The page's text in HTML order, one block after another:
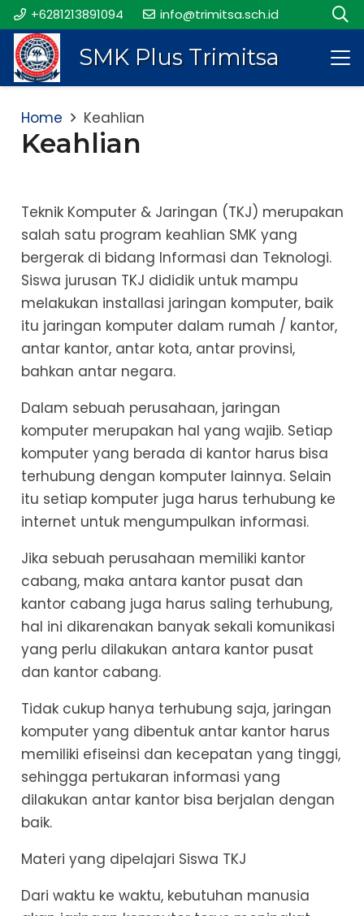
+6281213891094 info@trimitsa.sch.id
SMK Plus Trimitsa
Home Keahlian
Keahlian
Teknik Komputer & Jaringan (TKJ) merupakan
salah satu program keahlian SMK yang
bergerak di bidang Informasi dan Teknologi.
Siswa jurusan TKJ dididik untuk mampu
melakukan installasi jaringan komputer, baik
itu jaringan komputer dalam rumah / kantor,
antar kantor, antar kota, antar provinsi,
bahkan antar negara.
Dalam sebuah perusahaan, jaringan
komputer merupakan hal yang wajib. Setiap
komputer yang berada di kantor harus bisa
terhubung dengan komputer lainnya. Selain
itu setiap komputer juga harus terhubung ke
internet untuk mengumpulkan informasi.
Jika sebuah perusahaan memiliki kantor
cabang, maka antara kantor pusat dan
kantor cabang juga harus saling terhubung,
hal ini dikarenakan banyak sekali komunikasi
yang perlu dilakukan antara kantor pusat
dan kantor cabang.
Tidak cukup hanya terhubung saja, jaringan
komputer yang dibentuk antar kantor harus
memiliki efiseinsi dan kecepatan yang tinggi,
sehingga pertukaran informasi yang
dilakukan antar kantor bisa berjalan dengan
baik.
Materi yang dipelajari Siswa TKJ
Dari waktu ke waktu, kebutuhan manusia